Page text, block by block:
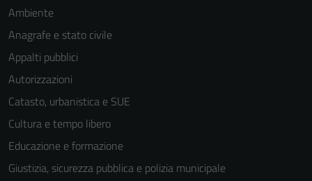
Ambiente
Anagrafe e stato civile
Appalti pubblici
Autorizzazioni
Catasto, urbanistica e SUE
Cultura e tempo libero
Educazione e formazione
Giustizia, sicurezza pubblica e polizia municipale